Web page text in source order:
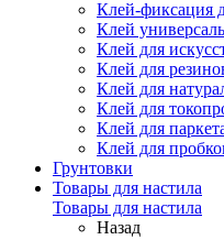
Клей-фиксация
Клей
Клей для
Клей для
Клей для
Клей для
Клей для
Клей для
Грунтовки
Товары для настила
Товары для настила
Назад